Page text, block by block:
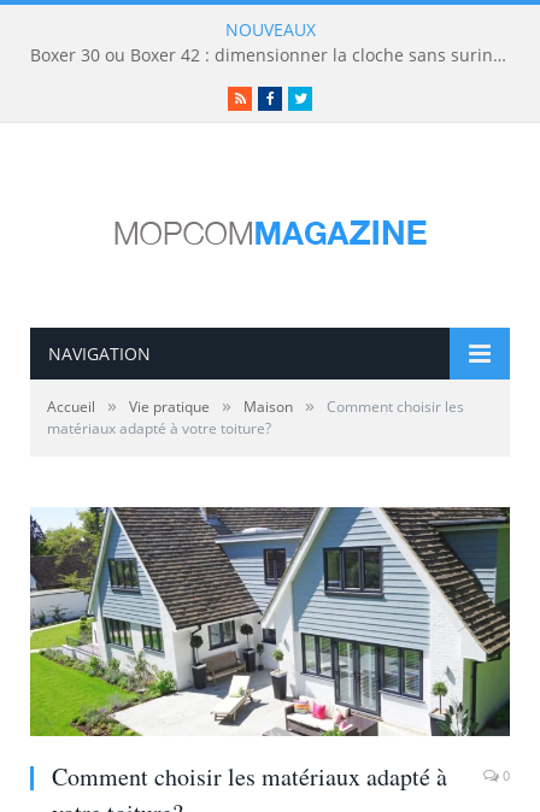
NOUVEAUX
Boxer 30 ou Boxer 42 : dimensionner la cloche sans surinvestir
RSSFacebookTwitter
NAVIGATION
Accueil » Vie pratique » Maison »
Comment choisir les
matériaux adapté à votre toiture?
Comment choisir les matériaux adapté à
0